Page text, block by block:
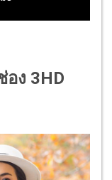
อง 3HD